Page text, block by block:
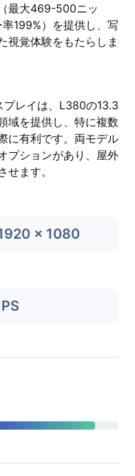
最大469-500ニッ
199%）を提供し、写
視覚体験をもたらしま
レイは、L380の13.3
域を提供し、特に複数
に有利です。両モデル
プションがあり、屋外
ます。
x 1080